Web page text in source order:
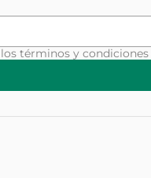
términos y condiciones